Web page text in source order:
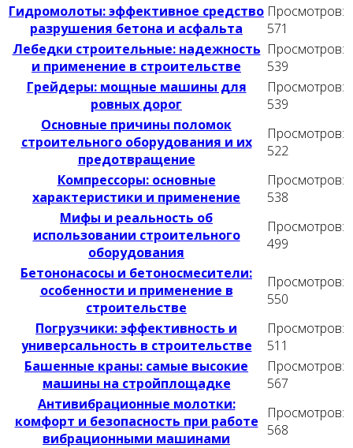
Гидромолоты: эффективное средство
разрушения бетона и асфальта
Просмотров:
571
Лебедки строительные: надежность
и применение в строительстве
Просмотров:
539
Грейдеры: мощные машины для
ровных дорог
Просмотров:
539
Основные причины поломок
строительного оборудования и их
предотвращение
Просмотров:
522
Компрессоры: основные
характеристики и применение
Просмотров:
538
Мифы и реальность об
использовании строительного
оборудования
Просмотров:
499
Бетононасосы и бетоносмесители:
особенности и применение в
строительстве
Просмотров:
550
Погрузчики: эффективность и
универсальность в строительстве
Просмотров:
511
Башенные краны: самые высокие
машины на стройплощадке
Просмотров:
567
Антивибрационные молотки:
комфорт и безопасность при работе
вибрационными машинами
Просмотров:
568